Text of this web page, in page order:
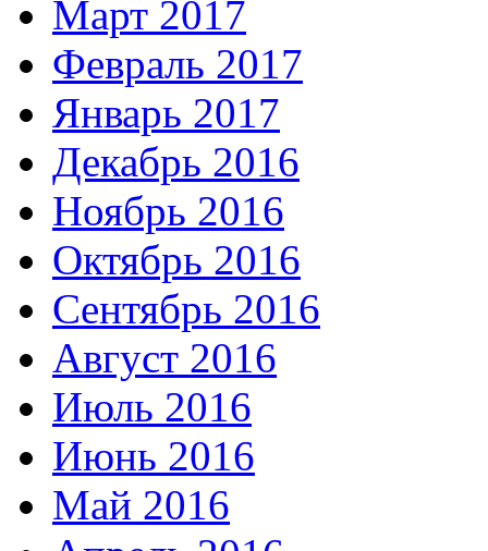
Март 2017
Февраль 2017
Январь 2017
Декабрь 2016
Ноябрь 2016
Октябрь 2016
Сентябрь 2016
Август 2016
Июль 2016
Июнь 2016
Май 2016